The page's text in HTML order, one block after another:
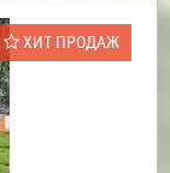
ХИТ ПРОДАЖ